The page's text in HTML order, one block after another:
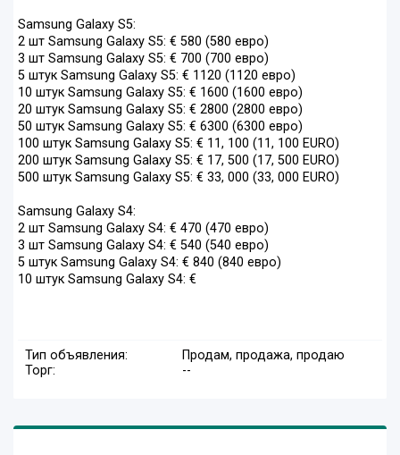
Samsung Galaxy S5:
2 шт Samsung Galaxy S5: € 580 (580 евро)
3 шт Samsung Galaxy S5: € 700 (700 евро)
5 штук Samsung Galaxy S5: € 1120 (1120 евро)
10 штук Samsung Galaxy S5: € 1600 (1600 евро)
20 штук Samsung Galaxy S5: € 2800 (2800 евро)
50 штук Samsung Galaxy S5: € 6300 (6300 евро)
100 штук Samsung Galaxy S5: € 11, 100 (11, 100 EURO)
200 штук Samsung Galaxy S5: € 17, 500 (17, 500 EURO)
500 штук Samsung Galaxy S5: € 33, 000 (33, 000 EURO)
Samsung Galaxy S4:
2 шт Samsung Galaxy S4: € 470 (470 евро)
3 шт Samsung Galaxy S4: € 540 (540 евро)
5 штук Samsung Galaxy S4: € 840 (840 евро)
10 штук Samsung Galaxy S4: €
Тип объявления:
Продам, продажа, продаю
Торг:
--